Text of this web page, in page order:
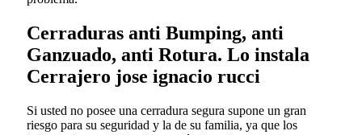
Cerraduras anti Bumping, anti
Ganzuado, anti Rotura. Lo instala
Cerrajero jose ignacio rucci
Si usted no posee una cerradura segura supone un gran
riesgo para su seguridad y la de su familia, ya que los